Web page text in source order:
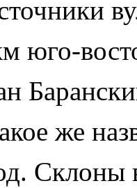
юго-
же
Склоны